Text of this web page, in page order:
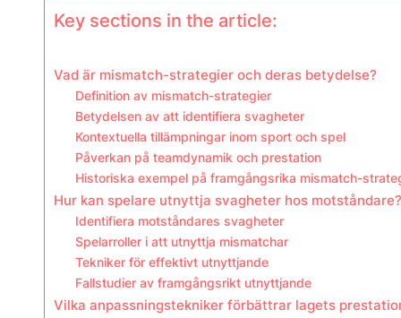
Key sections in the article:
Vad är mismatch-strategier och deras betydelse?
Definition av mismatch-strategier
Betydelsen av att identifiera svagheter
Kontextuella tillämpningar inom sport och spel
Påverkan på teamdynamik och prestation
Historiska exempel på framgångsrika mismatch-
Hur kan spelare utnyttja svagheter hos motståndare?
Identifiera motståndares svagheter
Spelarroller i att utnyttja mismatchar
Tekniker för effektivt utnyttjande
Fallstudier av framgångsrikt utnyttjande
Vilka anpassningstekniker förbättrar lagets